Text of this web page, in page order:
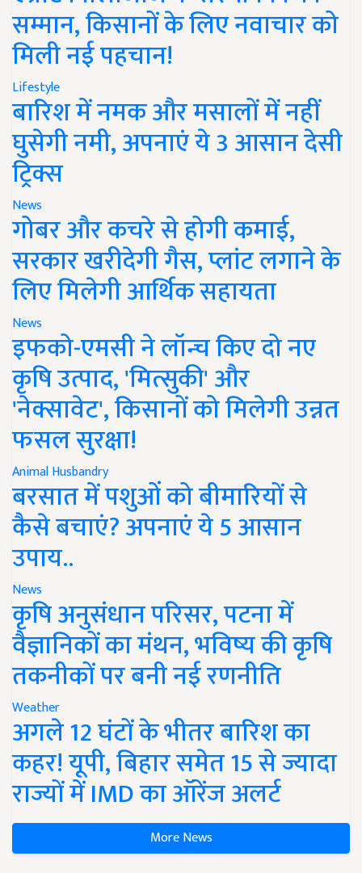
सम्मान, किसानों के लिए नवाचार को
मिली नई पहचान!
Lifestyle
बारिश में नमक और मसालों में नहीं
घुसेगी नमी, अपनाएं ये 3 आसान देसी
ट्रिक्स
News
गोबर और कचरे से होगी कमाई,
सरकार खरीदेगी गैस, प्लांट लगाने के
लिए मिलेगी आर्थिक सहायता
News
इफको-एमसी ने लॉन्च किए दो नए
कृषि उत्पाद, 'मित्सुकी' और
'नेक्सावेट', किसानों को मिलेगी उन्नत
फसल सुरक्षा!
Animal Husbandry
बरसात में पशुओं को बीमारियों से
कैसे बचाएं? अपनाएं ये 5 आसान
उपाय..
News
कृषि अनुसंधान परिसर, पटना में
वैज्ञानिकों का मंथन, भविष्य की कृषि
तकनीकों पर बनी नई रणनीति
Weather
अगले 12 घंटों के भीतर बारिश का
कहर! यूपी, बिहार समेत 15 से ज्यादा
राज्यों में IMD का ऑरेंज अलर्ट
More News